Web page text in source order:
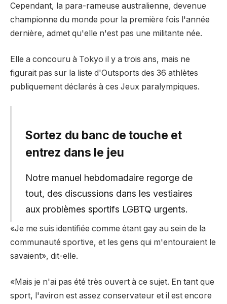
Cependant, la para-rameuse australienne, devenue
championne du monde pour la première fois l'année
dernière, admet qu'elle n'est pas une militante née.
Elle a concouru à Tokyo il y a trois ans, mais ne
figurait pas sur la liste d'Outsports des 36 athlètes
publiquement déclarés à ces Jeux paralympiques.
Sortez du banc de touche et
entrez dans le jeu
Notre manuel hebdomadaire regorge de
tout, des discussions dans les vestiaires
aux problèmes sportifs LGBTQ urgents.
«Je me suis identifiée comme étant gay au sein de la
communauté sportive, et les gens qui m'entouraient le
savaient», dit-elle.
«Mais je n'ai pas été très ouvert à ce sujet. En tant que
sport, l'aviron est assez conservateur et il est encore